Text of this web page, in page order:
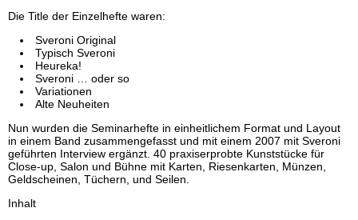
Die Title der Einzelhefte waren:
Sveroni Original
Typisch Sveroni
Heureka!
Sveroni … oder so
Variationen
Alte Neuheiten
Nun wurden die Seminarhefte in einheitlichem Format und Layout
in einem Band zusammengefasst und mit einem 2007 mit Sveroni
geführten Interview ergänzt. 40 praxiserprobte Kunststücke für
Close-up, Salon und Bühne mit Karten, Riesenkarten, Münzen,
Geldscheinen, Tüchern, und Seilen.
Inhalt